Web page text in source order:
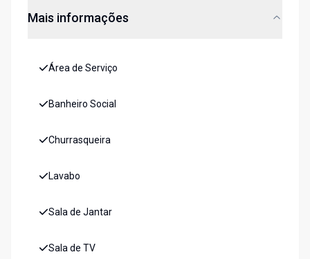
Mais informações
Área de Serviço
Banheiro Social
Churrasqueira
Lavabo
Sala de Jantar
Sala de TV